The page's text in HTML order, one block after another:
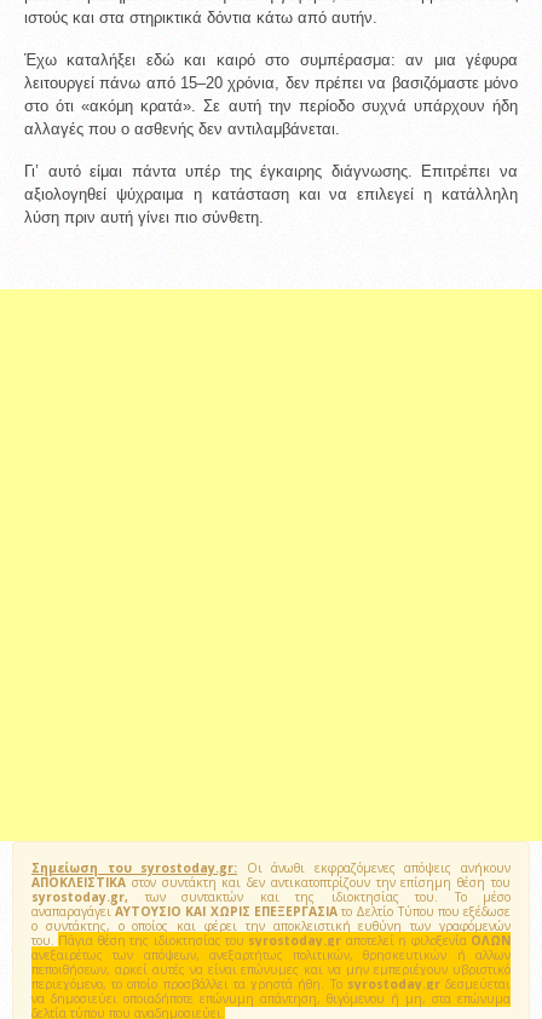
ιστούς και στα στηρικτικά δόντια κάτω από αυτήν.
Έχω καταλήξει εδώ και καιρό στο συμπέρασμα: αν μια γέφυρα
λειτουργεί πάνω από 15–20 χρόνια, δεν πρέπει να βασιζόμαστε μόνο
στο ότι «ακόμη κρατά». Σε αυτή την περίοδο συχνά υπάρχουν ήδη
αλλαγές που ο ασθενής δεν αντιλαμβάνεται.
Γι’ αυτό είμαι πάντα υπέρ της έγκαιρης διάγνωσης. Επιτρέπει να
αξιολογηθεί ψύχραιμα η κατάσταση και να επιλεγεί η κατάλληλη
λύση πριν αυτή γίνει πιο σύνθετη.
Σημείωση του syrostoday.gr: Οι άνωθι εκφραζόμενες απόψεις ανήκουν
ΑΠΟΚΛΕΙΣΤΙΚΑ στον συντάκτη και δεν αντικατοπτρίζουν την επίσημη θέση του
syrostoday.gr, των συντακτών και της ιδιοκτησίας του. Το μέσο
αναπαραγάγειΑΥΤΟΥΣΙΟ ΚΑΙ ΧΩΡΙΣ ΕΠΕΞΕΡΓΑΣΙΑτο Δελτίο Τύπου που εξέδωσε
ο συντάκτης, ο οποίος και φέρει την αποκλειστική ευθύνη των γραφόμενών
του. Πάγια θέση της ιδιοκτησίας του syrostoday.gr αποτελεί η φιλοξενία ΟΛΩΝ
ανεξαιρέτως των απόψεων, ανεξαρτήτως πολιτικών, θρησκευτικών ή αλλων
πεποιθήσεων, αρκεί αυτές να είναι επώνυμες και να μην εμπεριέχουν υβριστικό
περιεχόμενο, το οποίο προσβάλλει τα χρηστά ήθη. Το syrostoday.grδεσμεύεται
να δημοσιεύει οποιαδήποτε επώνυμη απάντηση, θιγόμενου ή μη, στα επώνυμα
δελτία τύπου που αναδημοσιεύει.